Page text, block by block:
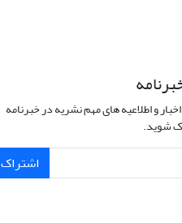
و اطلاعیه های مهم نشریه در خبرنامه
شوید.
اشتراک